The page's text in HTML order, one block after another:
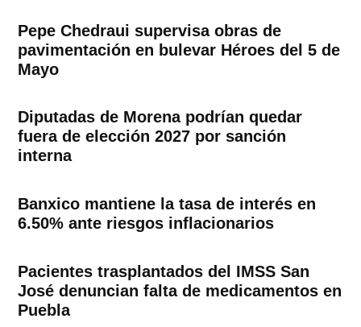
Pepe Chedraui supervisa obras de
pavimentación en bulevar Héroes del 5 de
Mayo
Diputadas de Morena podrían quedar
fuera de elección 2027 por sanción
interna
Banxico mantiene la tasa de interés en
6.50% ante riesgos inflacionarios
Pacientes trasplantados del IMSS San
José denuncian falta de medicamentos en
Puebla